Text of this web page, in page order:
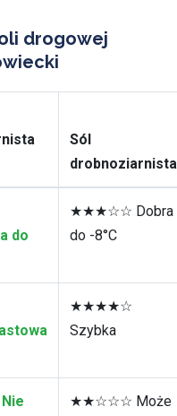
drogowej
Sól
drobnoziarnista
do
★★★☆☆ Dobra
do -8°C
★★★★☆
Szybka
★★☆☆☆ Może